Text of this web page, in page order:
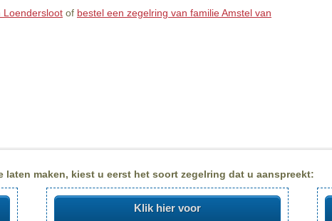
Loendersloot of bestel een zegelring van familie Amstel van
maken, kiest u eerst het soort zegelring dat u aanspreekt:
Klik hier voor